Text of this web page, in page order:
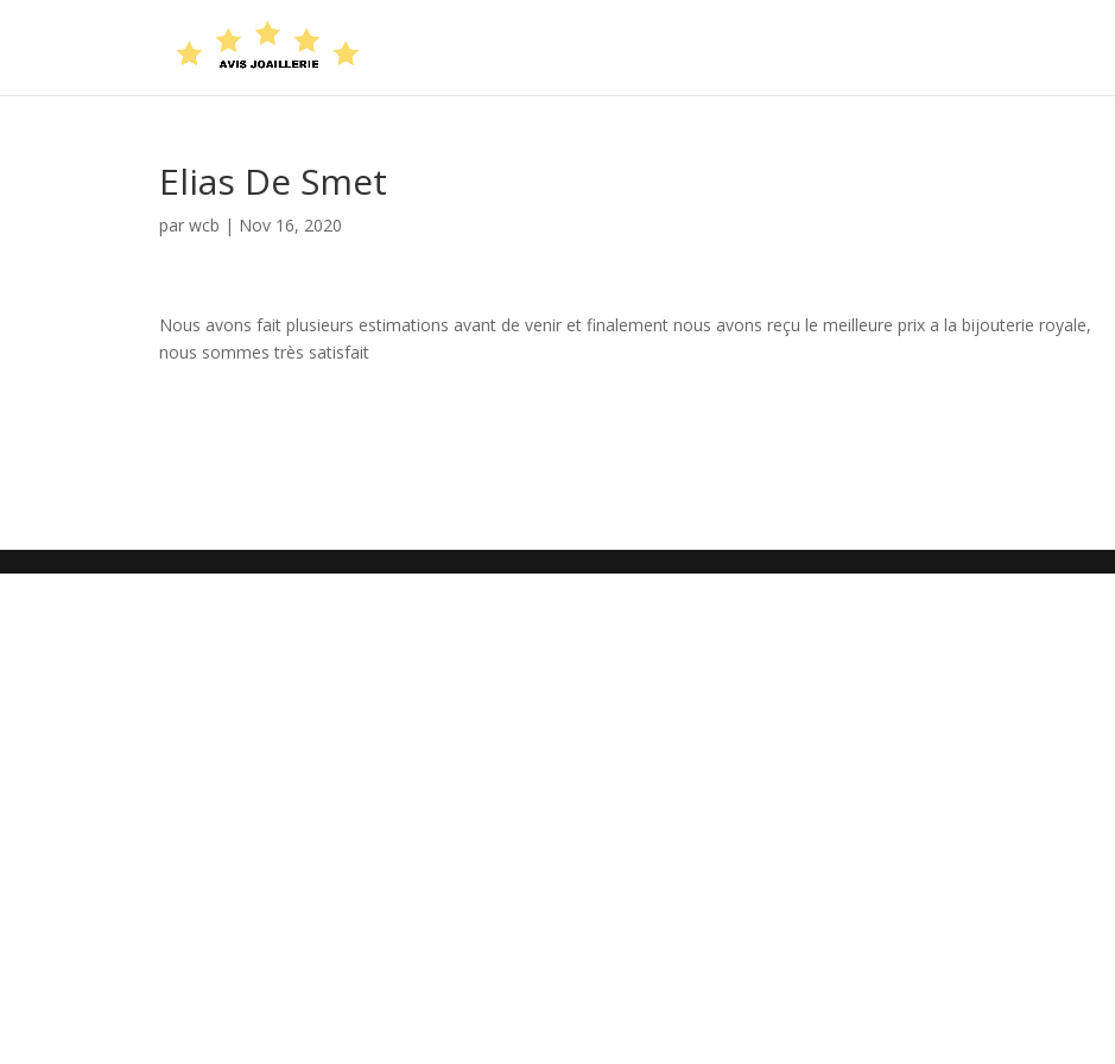
Elias De Smet
parwcb | Nov 16, 2020
Nous avons fait plusieurs estimations avant de venir et finalement nous avons reçu le meilleure prix a la bijouterie royale,
nous sommes très satisfait